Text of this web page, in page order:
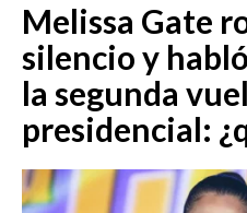
Melissa Gate
silencio y
la segunda
presidencial: